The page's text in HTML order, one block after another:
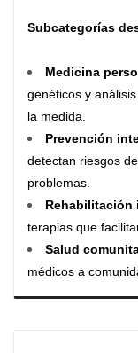
Subcategorías
Medicina
genéticos y
la medida.
Prevención
detectan riesgos
problemas.
Rehabilitación
terapias que
Salud
médicos a